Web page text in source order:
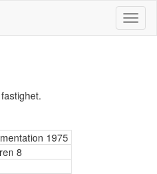
1975
8